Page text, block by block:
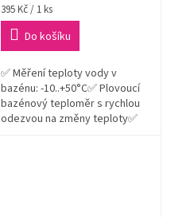
Měrná
cena:
395 Kč / 1 ks
Do košíku
✅ Měření teploty vody v
bazénu: -10..+50°C✅ Plovoucí
bazénový teploměr s rychlou
odezvou na změny teploty✅